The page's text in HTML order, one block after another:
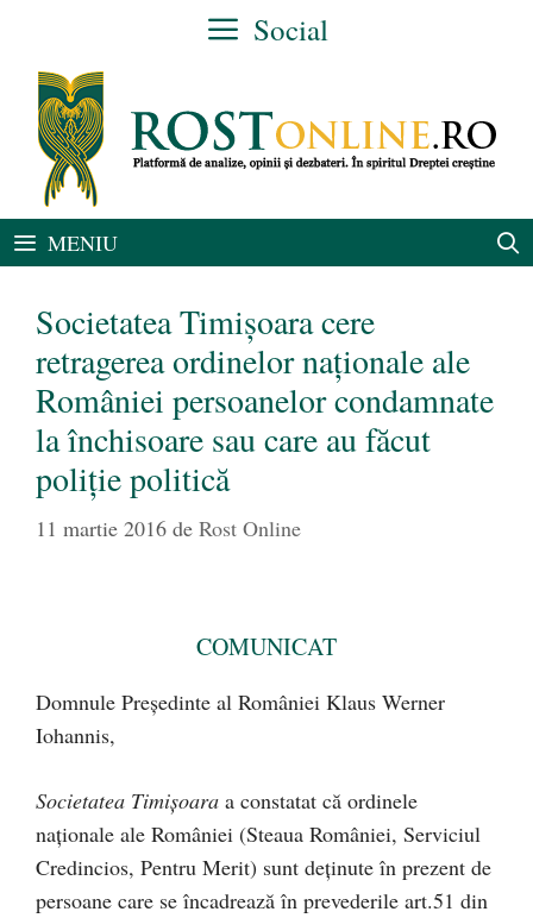
conținut
Social
MENIU
Societatea Timişoara cere
retragerea ordinelor naţionale ale
României persoanelor condamnate
la închisoare sau care au făcut
poliţie politică
11 martie 2016 de Rost Online
COMUNICAT
Domnule Preşedinte al României Klaus Werner
Iohannis,
Societatea Timişoara a constatat că ordinele
naţionale ale României (Steaua României, Serviciul
Credincios, Pentru Merit) sunt deţinute în prezent de
persoane care se încadrează în prevederile art.51 din